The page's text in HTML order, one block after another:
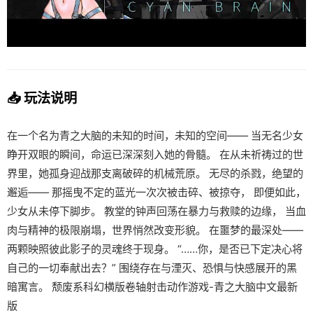
📥 玩法说明
在一个名为青之大脑的未知的时间，未知的空间—— 当无名少女
睁开双眼的瞬间，命运已深深刻入她的骨髓。 在从未祈祷过的世
界里，她孤身迎战那支离破碎的机械荒原。 无尽的杀戮，绝望的
邂逅—— 那摇曳不定的蓝光一次次被击碎、被掠夺， 即便如此，
少女从未停下脚步。 教堂的钟声回荡在暴力与救赎的边缘， 当血
肉与精神的极限崩塌，世界悄然改变形貌。 在噩梦的最深处——
两颗映照彼此影子的灵魂终于现身。 “……你，是否已下定决心将
自己的一切奉献出去？” 围绕存在与湮灭、恐惧与快感展开的黑
暗寓言。 颓废系科幻横版卷轴射击动作游戏-青之大脑中文最新
版